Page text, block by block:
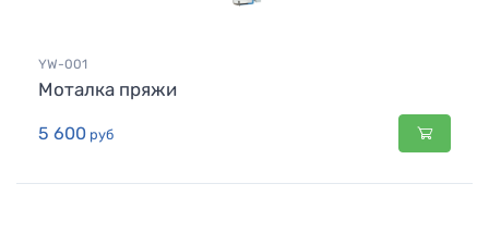
YW-001
Моталка пряжи
5 600 руб